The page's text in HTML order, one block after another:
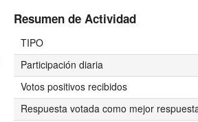
Resumen de Actividad
TIPO
Participación diaria
Votos positivos recibidos
Respuesta votada como mejor